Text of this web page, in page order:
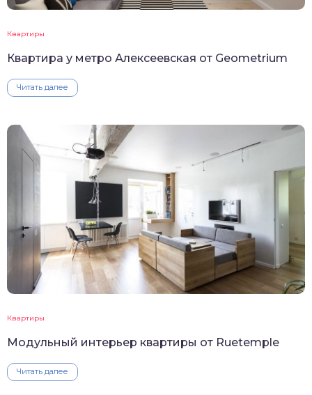
Квартиры
Квартира у метро Алексеевская от Geometrium
Читать далее
Квартиры
Модульный интерьер квартиры от Ruetemple
Читать далее